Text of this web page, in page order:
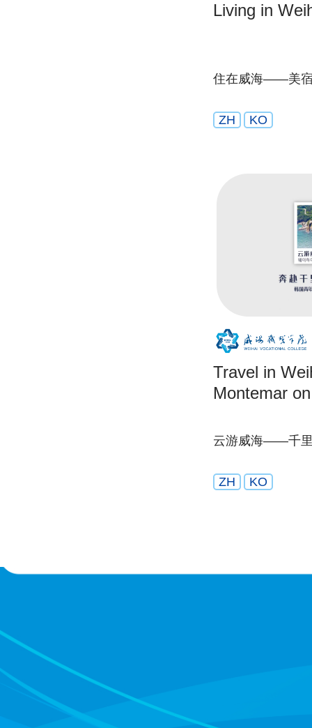
Living in
住在威海——美
ZH KO
Travel in
Montemar
云游威海——千
ZH KO